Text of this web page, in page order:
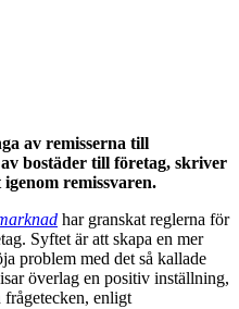
av remisserna till
bostäder till företag, skriver
remissvaren.
har granskat reglerna för
Syftet är att skapa en mer
problem med det så kallade
överlag en positiv inställning,
enligt